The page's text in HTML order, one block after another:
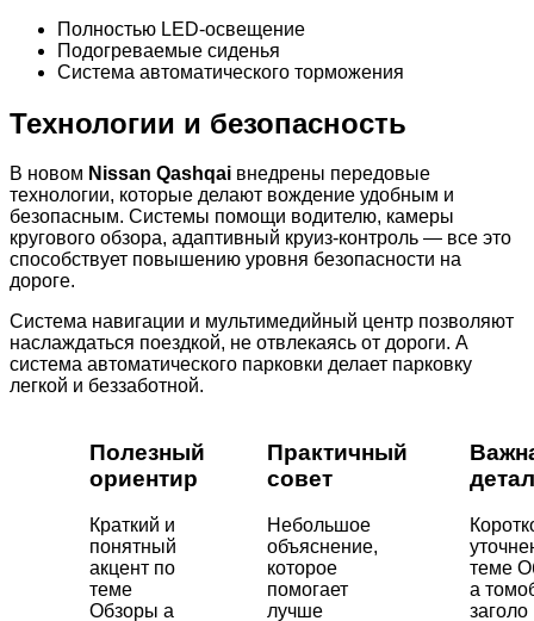
Полностью LED-освещение
Подогреваемые сиденья
Система автоматического торможения
Технологии и безопасность
В новом Nissan Qashqai внедрены передовые
технологии, которые делают вождение удобным и
безопасным. Системы помощи водителю, камеры
кругового обзора, адаптивный круиз-контроль — все это
способствует повышению уровня безопасности на
дороге.
Система навигации и мультимедийный центр позволяют
наслаждаться поездкой, не отвлекаясь от дороги. А
система автоматического парковки делает парковку
легкой и беззаботной.
Полезный
ориентир
Краткий и
понятный
акцент по
теме
Обзоры а
Практичный
совет
Небольшое
объяснение,
которое
помогает
лучше
теме
а
заголо